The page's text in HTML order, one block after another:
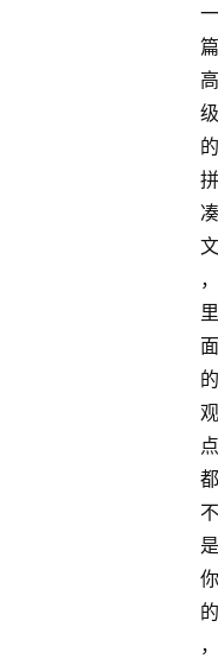
一
篇
高
级
的
拼
凑
文
，
里
面
的
观
点
都
不
是
你
的
，